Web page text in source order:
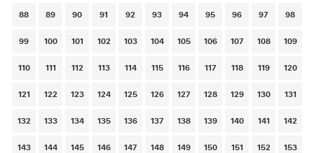
88 89 90 91 92 93 94 95 96 97 98
99 100 101 102 103 104 105 106 107 108 109
110 111 112 113 114 115 116 117 118 119 120
121 122 123 124 125 126 127 128 129 130 131
132 133 134 135 136 137 138 139 140 141 142
143 144 145 146 147 148 149 150 151 152 153